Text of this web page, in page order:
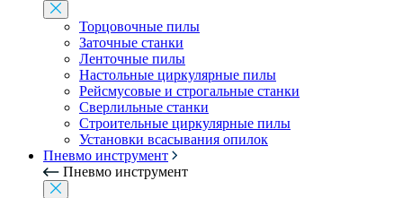
Торцовочные пилы
Заточные станки
Ленточные пилы
Настольные циркулярные пилы
Рейсмусовые и строгальные станки
Сверлильные станки
Строительные циркулярные пилы
Установки всасывания опилок
Пневмо инструмент
Пневмо инструмент